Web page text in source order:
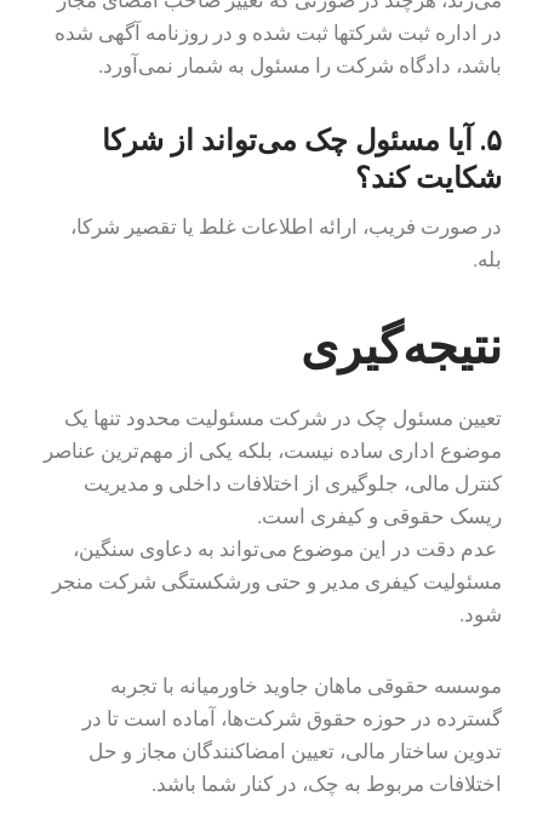
در اداره ثبت شرکتها ثبت شده و در روزنامه آگهی شده
باشد، دادگاه شرکت را مسئول به شمار نمی‌آورد.
۵. آیا مسئول چک می‌تواند از شرکا
شکایت کند؟
در صورت فریب، ارائه اطلاعات غلط یا تقصیر شرکا،
بله.
نتیجه‌گیری
تعیین مسئول چک در شرکت مسئولیت محدود تنها یک
موضوع اداری ساده نیست، بلکه یکی از مهم‌ترین عناصر
کنترل مالی، جلوگیری از اختلافات داخلی و مدیریت
ریسک حقوقی و کیفری است.
عدم دقت در این موضوع می‌تواند به دعاوی سنگین،
مسئولیت کیفری مدیر و حتی ورشکستگی شرکت منجر
شود.
موسسه حقوقی ماهان جاوید خاورمیانه با تجربه
گسترده در حوزه حقوق شرکت‌ها، آماده است تا در
تدوین ساختار مالی، تعیین امضاکنندگان مجاز و حل
اختلافات مربوط به چک، در کنار شما باشد.